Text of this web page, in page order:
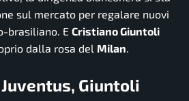
sul mercato per regalare nuovi
brasiliano. E Cristiano Giuntoli
dalla rosa del Milan.
Giuntoli